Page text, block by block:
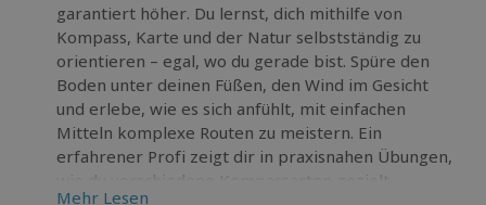
garantiert höher. Du lernst, dich mithilfe von
Kompass, Karte und der Natur selbstständig zu
orientieren – egal, wo du gerade bist. Spüre den
Boden unter deinen Füßen, den Wind im Gesicht
und erlebe, wie es sich anfühlt, mit einfachen
Mitteln komplexe Routen zu meistern. Ein
erfahrener Profi zeigt dir in praxisnahen Übungen,
wie du verschiedene Kompassarten gezielt
Mehr Lesen